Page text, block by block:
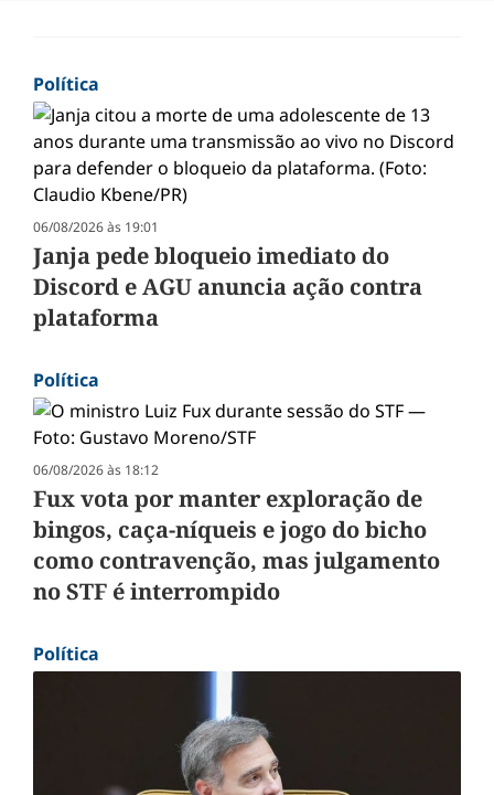
Política
06/08/2026 às 19:01
Janja pede bloqueio imediato do
Discord e AGU anuncia ação contra
plataforma
Política
06/08/2026 às 18:12
Fux vota por manter exploração de
bingos, caça-níqueis e jogo do bicho
como contravenção, mas julgamento
no STF é interrompido
Política